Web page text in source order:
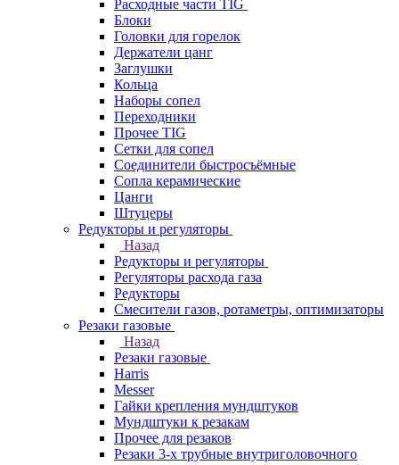
Расходные части TIG
Блоки
Головки для горелок
Держатели цанг
Заглушки
Кольца
Наборы сопел
Переходники
Прочее TIG
Сетки для сопел
Соединители быстросъёмные
Сопла керамические
Цанги
Штуцеры
Редукторы и регуляторы
Назад
Редукторы и регуляторы
Регуляторы расхода газа
Редукторы
Смесители газов, ротаметры, оптимизаторы
Резаки газовые
Назад
Резаки газовые
Harris
Messer
Гайки крепления мундштуков
Мундштуки к резакам
Прочее для резаков
Резаки 3-х трубные внутриголовочного